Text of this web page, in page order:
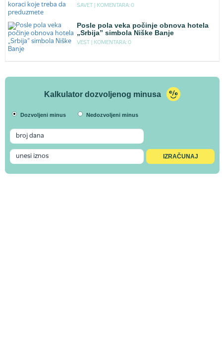
SAVET | KOMENTARA: 0
Posle pola veka počinje obnova hotela
„Srbija” simbola Niške Banje
VEST | KOMENTARA: 0
Kalkulator dozvoljenog minusa
Dozvoljeni minus Nedozvoljeni minus